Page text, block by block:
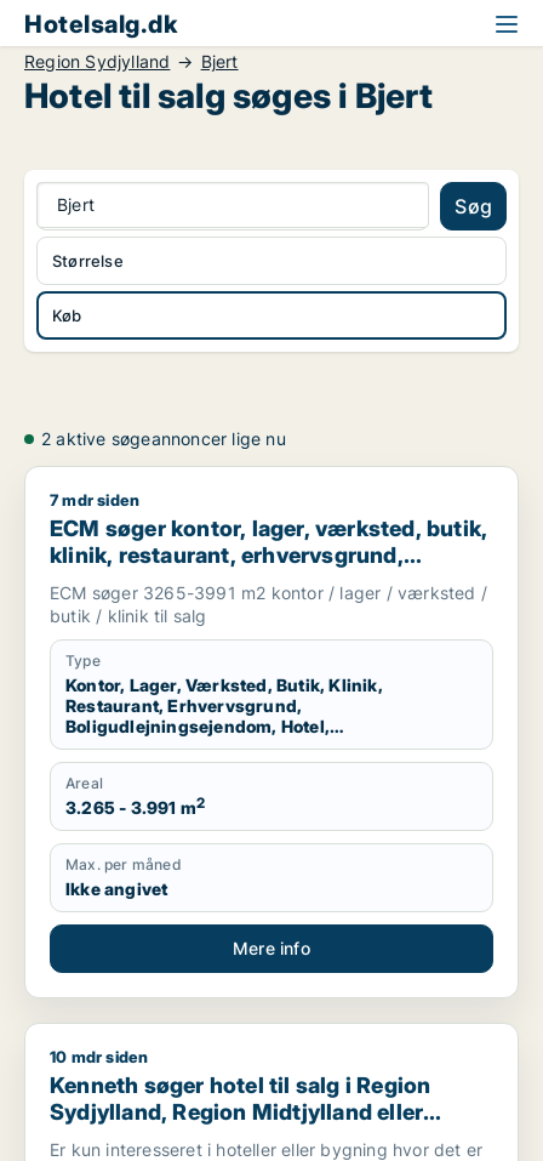
Hotelsalg.dk
Region Sydjylland Bjert
Hotel til salg søges i Bjert
Bjert Søg
Køb
Størrelse
2 aktive søgeannoncer lige nu
ECM søger kontor, lager, værksted, butik, klinik,
7 mdr siden
ECM søger kontor, lager, værksted, butik,
klinik, restaurant, erhvervsgrund,
boligudlejningsejendom, hotel,
produktionslokaler eller garage til salg i
Kolding, Egtved eller Almind m.fl.
ECM søger 3265-3991 m2 kontor / lager / værksted /
butik / klinik til salg
Type
Kontor, Lager, Værksted, Butik, Klinik,
Restaurant, Erhvervsgrund,
Boligudlejningsejendom, Hotel,
Produktionslokaler, Garage
Areal
3.265 - 3.991 m2
Max. per måned
Ikke angivet
Mere info
Kenneth søger hotel til salg i Region Sydjylland, Region
10 mdr siden
Kenneth søger hotel til salg i Region
Sydjylland, Region Midtjylland eller
Mariager
Er kun interesseret i hoteller eller bygning hvor det er